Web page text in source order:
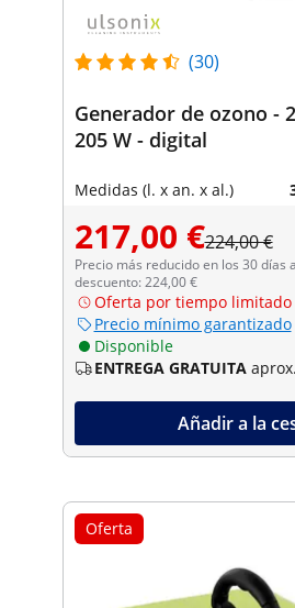
(30)
Generador de ozono -
205 W - digital
Medidas (l. x an. x al.)
217,00 €224,00 €
Precio más reducido en los 30 días
descuento: 224,00 €
Oferta por tiempo limitado
Precio mínimo garantizado
Disponible
ENTREGA GRATUITA
Añadir a la
Oferta